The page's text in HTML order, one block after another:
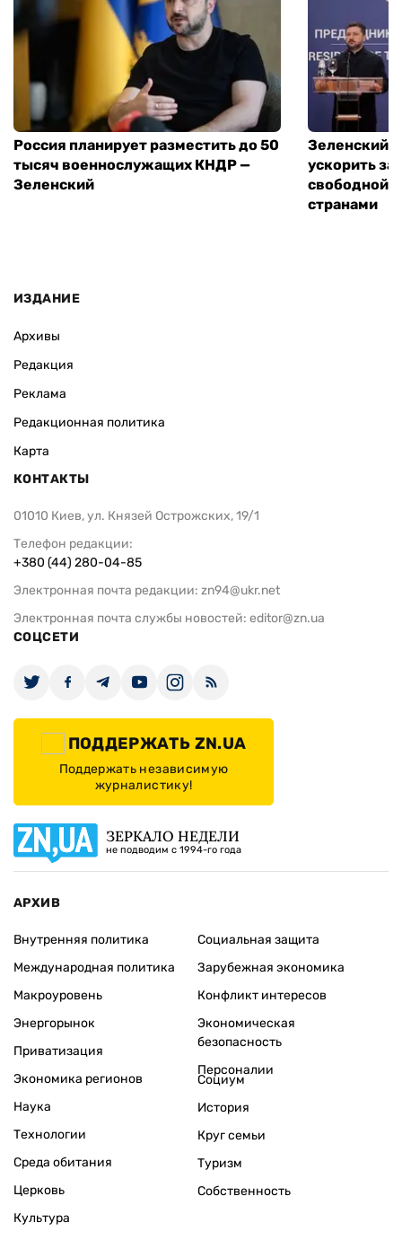
Россия планирует разместить до 50
тысяч военнослужащих КНДР —
Зеленский
Зеленский
ускорить
свободной
странами
ИЗДАНИЕ
Архивы
Редакция
Реклама
Редакционная политика
Карта
КОНТАКТЫ
01010 Киев, ул. Князей Острожских, 19/1
Телефон редакции:
+380 (44) 280-04-85
Электронная почта редакции: zn94@ukr.net
Электронная почта службы новостей: editor@zn.ua
СОЦСЕТИ
ПОДДЕРЖАТЬ ZN.UA
Поддержать независимую
журналистику!
ЗЕРКАЛО НЕДЕЛИ
не подводим с 1994-го года
АРХИВ
Внутренняя политика
Международная политика
Макроуровень
Энергорынок
Приватизация
Экономика регионов
Социальная защита
Зарубежная экономика
Конфликт интересов
Экономическая
безопасность
Персоналии
Наука
Технологии
Среда обитания
Церковь
Культура
Социум
История
Круг семьи
Туризм
Собственность